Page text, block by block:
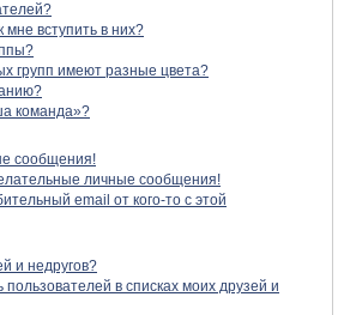
мне вступить в них?
групп имеют разные цвета?
команда»?
сообщения!
личные сообщения!
email от кого-то с этой
и недругов?
пользователей в списках моих друзей и